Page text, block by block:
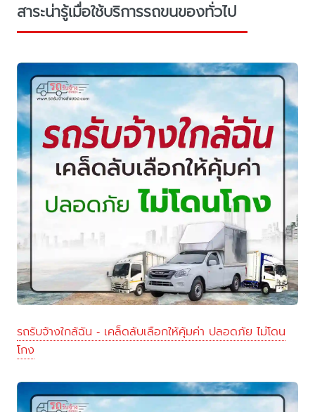
สาระน่ารู้เมื่อใช้บริการรถขนของทั่วไป
รถรับจ้างใกล้ฉัน - เคล็ดลับเลือกให้คุ้มค่า ปลอดภัย ไม่โดน
โกง